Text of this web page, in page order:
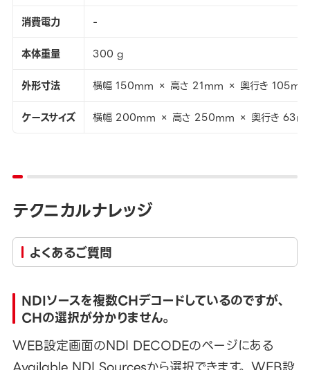
消費電力
-
本体重量
300 g
外形寸法
横幅 150mm × 高さ 21mm × 奥行き 105mm
ケースサイズ
横幅 200mm × 高さ 250mm × 奥行き
テクニカルナレッジ
よくあるご質問
NDIソースを複数CHデコードしているのですが、
CHの選択が分かりません。
WEB設定画面のNDI DECODEのページにある